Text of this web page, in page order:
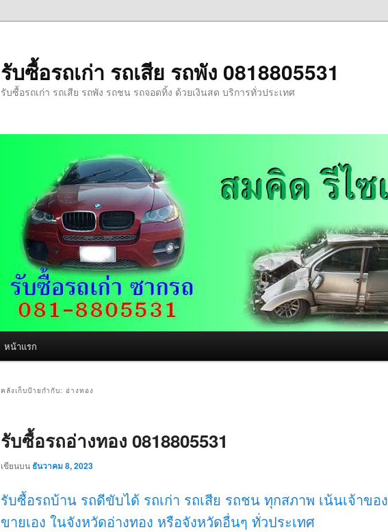
รับซื้อรถเก่า รถเสีย รถพัง 0818805531
รับซื้อรถเก่า รถเสีย รถพัง รถชน รถจอดทิ้ง ด้วยเงินสด บริการทั่วประเทศ
หน้าแรก
คลังเก็บป้ายกำกับ: อ่างทอง
รับซื้อรถอ่างทอง 0818805531
เขียนบน ธันวาคม 8, 2023
รับซื้อรถบ้าน รถดีขับได้ รถเก่า รถเสีย รถชน ทุกสภาพ เน้นเจ้าของ
ขายเอง ในจังหวัดอ่างทอง หรือจังหวัดอื่นๆ ทั่วประเทศ